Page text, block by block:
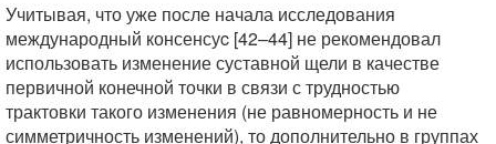
Учитывая, что уже после начала исследования
международный консенсуc [42–44] не рекомендовал
использовать изменение суставной щели в качестве
первичной конечной точки в связи с трудностью
трактовки такого изменения (не равномерность и не
симметричность изменений), то дополнительно в группах